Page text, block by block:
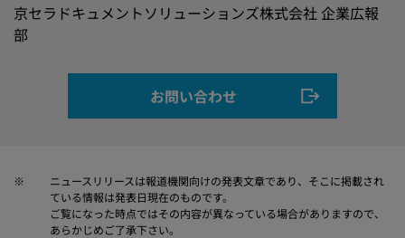
京セラドキュメントソリューションズ株式会社 企業広報
部
お問い合わせ
※
ニュースリリースは報道機関向けの発表文章であり、そこに掲載され
ている情報は発表日現在のものです。
ご覧になった時点ではその内容が異なっている場合がありますので、
あらかじめご了承下さい。